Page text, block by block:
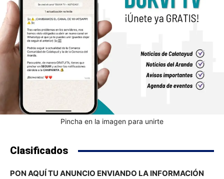
Pincha en la imagen para unirte
Clasificados
PON AQUÍ TU ANUNCIO ENVIANDO LA INFORMACIÓN